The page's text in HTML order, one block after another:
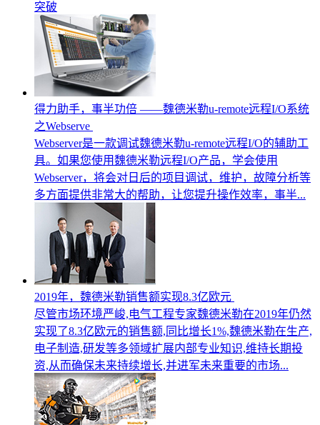
突破
得力助手，事半功倍 ——魏德米勒u-remote远程I/O系统
之Webserve
Webserver是一款调试魏德米勒u-remote远程I/O的辅助工
具。如果您使用魏德米勒远程I/O产品，学会使用
Webserver，将会对日后的项目调试，维护，故障分析等
多方面提供非常大的帮助，让您提升操作效率，事半...
2019年，魏德米勒销售额实现8.3亿欧元
尽管市场环境严峻,电气工程专家魏德米勒在2019年仍然
实现了8.3亿欧元的销售额,同比增长1%,魏德米勒在生产,
电子制造,研发等多领域扩展内部专业知识,维持长期投
资,从而确保未来持续增长,并进军未来重要的市场...